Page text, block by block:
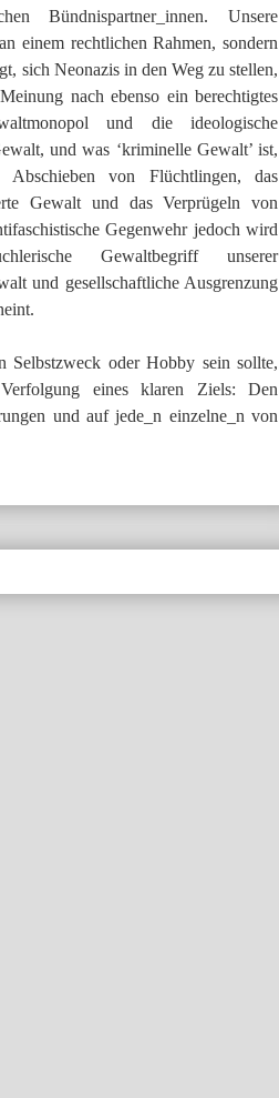
Bündnispartner_innen. Unsere
einem rechtlichen Rahmen, sondern
sich Neonazis in den Weg zu stellen,
nach ebenso ein berechtigtes
und die ideologische
und was ‘kriminelle Gewalt’ ist,
von Flüchtlingen, das
Gewalt und das Verprügeln von
Gegenwehr jedoch wird
Gewaltbegriff unserer
und gesellschaftliche Ausgrenzung
Selbstzweck oder Hobby sein sollte,
eines klaren Ziels: Den
und auf jede_n einzelne_n von